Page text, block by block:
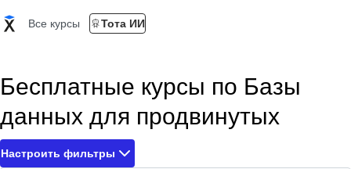
Все курсы Тота ИИ
Бесплатные курсы по Базы
данных для продвинутых
Настроить фильтры